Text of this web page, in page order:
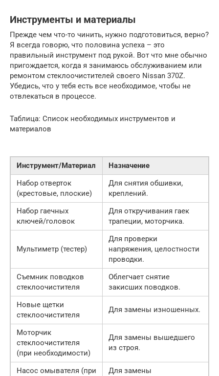
Инструменты и материалы
Прежде чем что-то чинить, нужно подготовиться, верно?
Я всегда говорю, что половина успеха – это
правильный инструмент под рукой. Вот что мне обычно
пригождается, когда я занимаюсь обслуживанием или
ремонтом стеклоочистителей своего Nissan 370Z.
Убедись, что у тебя есть все необходимое, чтобы не
отвлекаться в процессе.
Таблица: Список необходимых инструментов и
материалов
Инструмент/Материал
Назначение
Набор отверток
(крестовые, плоские)
Для снятия обшивки,
креплений.
Набор гаечных
ключей/головок
Для откручивания гаек
трапеции, моторчика.
Мультиметр (тестер)
Для проверки
напряжения, целостности
проводки.
Съемник поводков
стеклоочистителя
Облегчает снятие
закисших поводков.
Новые щетки
стеклоочистителя
Для замены изношенных.
Моторчик
стеклоочистителя
(при необходимости)
Для замены вышедшего
из строя.
Насос омывателя (при
Для замены